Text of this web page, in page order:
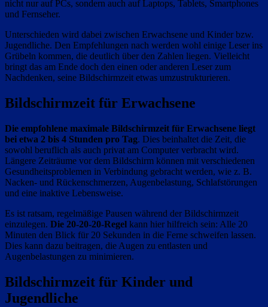
nicht nur auf PCs, sondern auch auf Laptops, Tablets, Smartphones
und Fernseher.
Unterschieden wird dabei zwischen Erwachsene und Kinder bzw.
Jugendliche. Den Empfehlungen nach werden wohl einige Leser ins
Grübeln kommen, die deutlich über den Zahlen liegen. Vielleicht
bringt das am Ende doch den einen oder anderen Leser zum
Nachdenken, seine Bildschirmzeit etwas umzustrukturieren.
Bildschirmzeit für Erwachsene
Die empfohlene maximale Bildschirmzeit für Erwachsene liegt
bei etwa 2 bis 4 Stunden pro Tag. Dies beinhaltet die Zeit, die
sowohl beruflich als auch privat am Computer verbracht wird.
Längere Zeiträume vor dem Bildschirm können mit verschiedenen
Gesundheitsproblemen in Verbindung gebracht werden, wie z. B.
Nacken- und Rückenschmerzen, Augenbelastung, Schlafstörungen
und eine inaktive Lebensweise.
Es ist ratsam, regelmäßige Pausen während der Bildschirmzeit
einzulegen. Die 20-20-20-Regel kann hier hilfreich sein: Alle 20
Minuten den Blick für 20 Sekunden in die Ferne schweifen lassen.
Dies kann dazu beitragen, die Augen zu entlasten und
Augenbelastungen zu minimieren.
Bildschirmzeit für Kinder und
Jugendliche